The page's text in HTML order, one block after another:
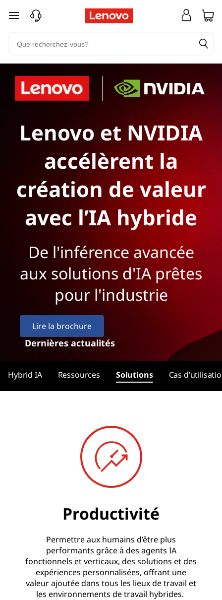
passer au contenu principal
Lenovo et NVIDIA
accélèrent la
création de valeur
avec l’IA hybride
De l'inférence avancée
aux solutions d'IA prêtes
pour l'industrie
Lire la brochure
Dernières actualités
Hybrid IA Ressources Solutions Cas
Productivité
Permettre aux humains d’être plus
performants grâce à des agents IA
fonctionnels et verticaux, des solutions et des
expériences personnalisées, offrant une
valeur ajoutée dans tous les lieux de travail et
les environnements de travail hybrides.